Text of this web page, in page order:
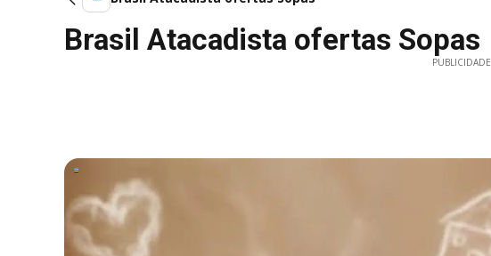
Brasil Atacadista ofertas Sopas
PUBLICIDADE